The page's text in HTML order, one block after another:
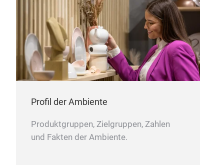
Profil der Ambiente
Produktgruppen, Zielgruppen, Zahlen
und Fakten der Ambiente.